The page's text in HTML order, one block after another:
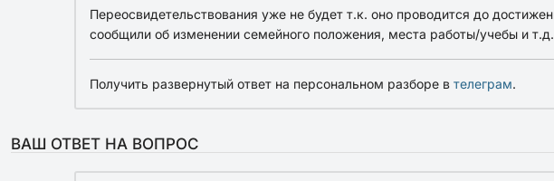
Переосвидетельствования уже не будет т.к. оно проводится до
сообщили об изменении семейного положения, места работы/учебы и т.д.
Получить развернутый ответ на персональном разборе в телеграм.
ВАШ ОТВЕТ НА ВОПРОС